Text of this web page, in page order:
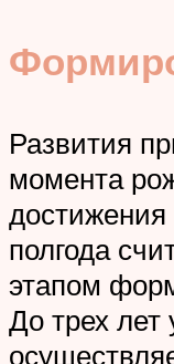
Развития
момента
полгода
этапом
До трех